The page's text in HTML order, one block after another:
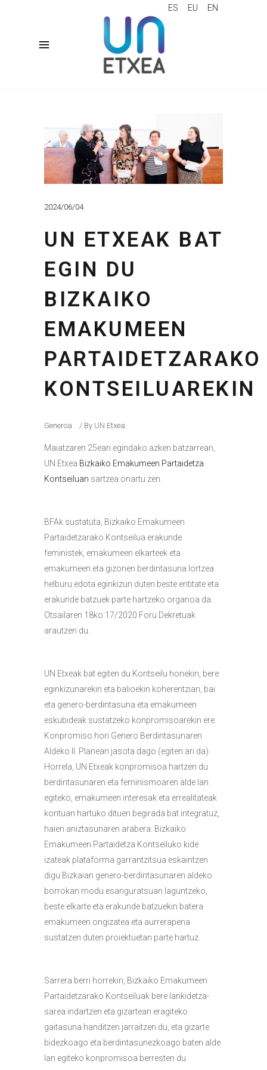
ES EU EN
2024/06/04
UN ETXEAK BAT
EGIN DU
BIZKAIKO
EMAKUMEEN
PARTAIDETZARAKO
KONTSEILUAREKIN
Generoa By UN Etxea
Maiatzaren 25ean egindako azken batzarrean,
UN Etxea Bizkaiko Emakumeen Partaidetza
Kontseiluan sartzea onartu zen.
BFAk sustatuta, Bizkaiko Emakumeen
Partaidetzarako Kontseilua erakunde
feministek, emakumeen elkarteek eta
emakumeen eta gizonen berdintasuna lortzea
helburu edota eginkizun duten beste entitate eta
erakunde batzuek parte hartzeko organoa da.
Otsailaren 18ko 17/2020 Foru Dekretuak
arautzen du.
UN Etxeak bat egiten du Kontseilu honekin, bere
eginkizunarekin eta balioekin koherentzian, bai
eta genero-berdintasuna eta emakumeen
eskubideak sustatzeko konpromisoarekin ere.
Konpromiso hori Genero Berdintasunaren
Aldeko II. Planean jasota dago (egiten ari da).
Horrela, UN Etxeak konpromisoa hartzen du
berdintasunaren eta feminismoaren alde lan
egiteko, emakumeen interesak eta errealitateak
kontuan hartuko dituen begirada bat integratuz,
haien aniztasunaren arabera. Bizkaiko
Emakumeen Partaidetza Kontseiluko kide
izateak plataforma garrantzitsua eskaintzen
digu Bizkaian genero-berdintasunaren aldeko
borrokan modu esanguratsuan laguntzeko,
beste elkarte eta erakunde batzuekin batera
emakumeen ongizatea eta aurrerapena
sustatzen duten proiektuetan parte hartuz.
Sarrera berri horrekin, Bizkaiko Emakumeen
Partaidetzarako Kontseiluak bere lankidetza-
sarea indartzen eta gizartean eragiteko
gaitasuna handitzen jarraitzen du, eta gizarte
bidezkoago eta berdintasunezkoago baten alde
lan egiteko konpromisoa berresten du.